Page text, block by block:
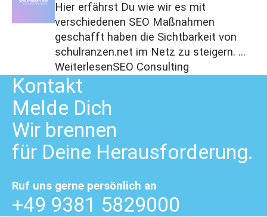
Hier erfährst Du wie wir es mit
verschiedenen SEO Maßnahmen
geschafft haben die Sichtbarkeit von
schulranzen.net im Netz zu steigern. ...
WeiterlesenSEO Consulting
Kontakt
Melde Dich
Wir brennen
für Deine Herausforderung.
Ruf uns gerne persönlich an
+49 9381 5829000